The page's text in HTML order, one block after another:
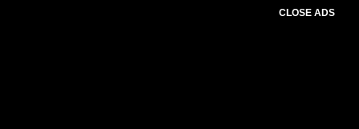
CLOSE ADS